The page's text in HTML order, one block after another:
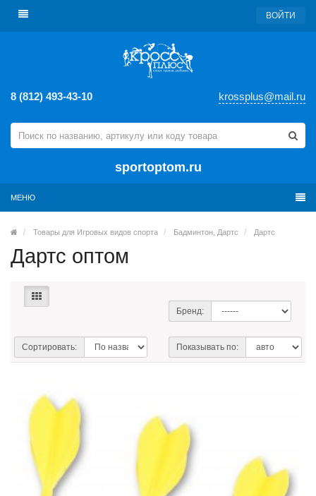
ВОЙТИ
8 (812) 493-43-10 krossplus@mail.ru
sportoptom.ru
МЕНЮ
Товары для Игровых видов спорта Бадминтон, Дартс Дартс
Дартс оптом
Бренд:
Сортировать: Показывать по: